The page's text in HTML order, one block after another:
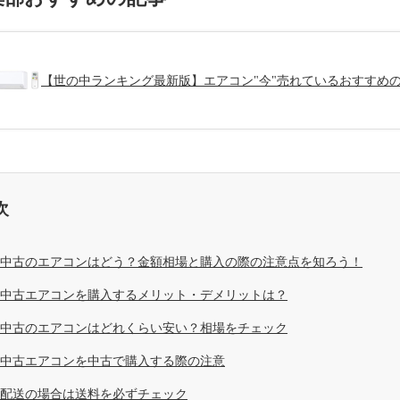
【世の中ランキング最新版】エアコン"今"売れているおすすめ
中古のエアコンはどう？金額相場と購入の際の注意点を知ろう！
中古エアコンを購入するメリット・デメリットは？
中古のエアコンはどれくらい安い？相場をチェック
中古エアコンを中古で購入する際の注意
配送の場合は送料を必ずチェック